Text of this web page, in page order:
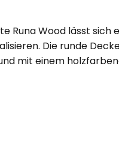
Runa Wood lässt sich
Die runde
mit einem
LEDs wurden